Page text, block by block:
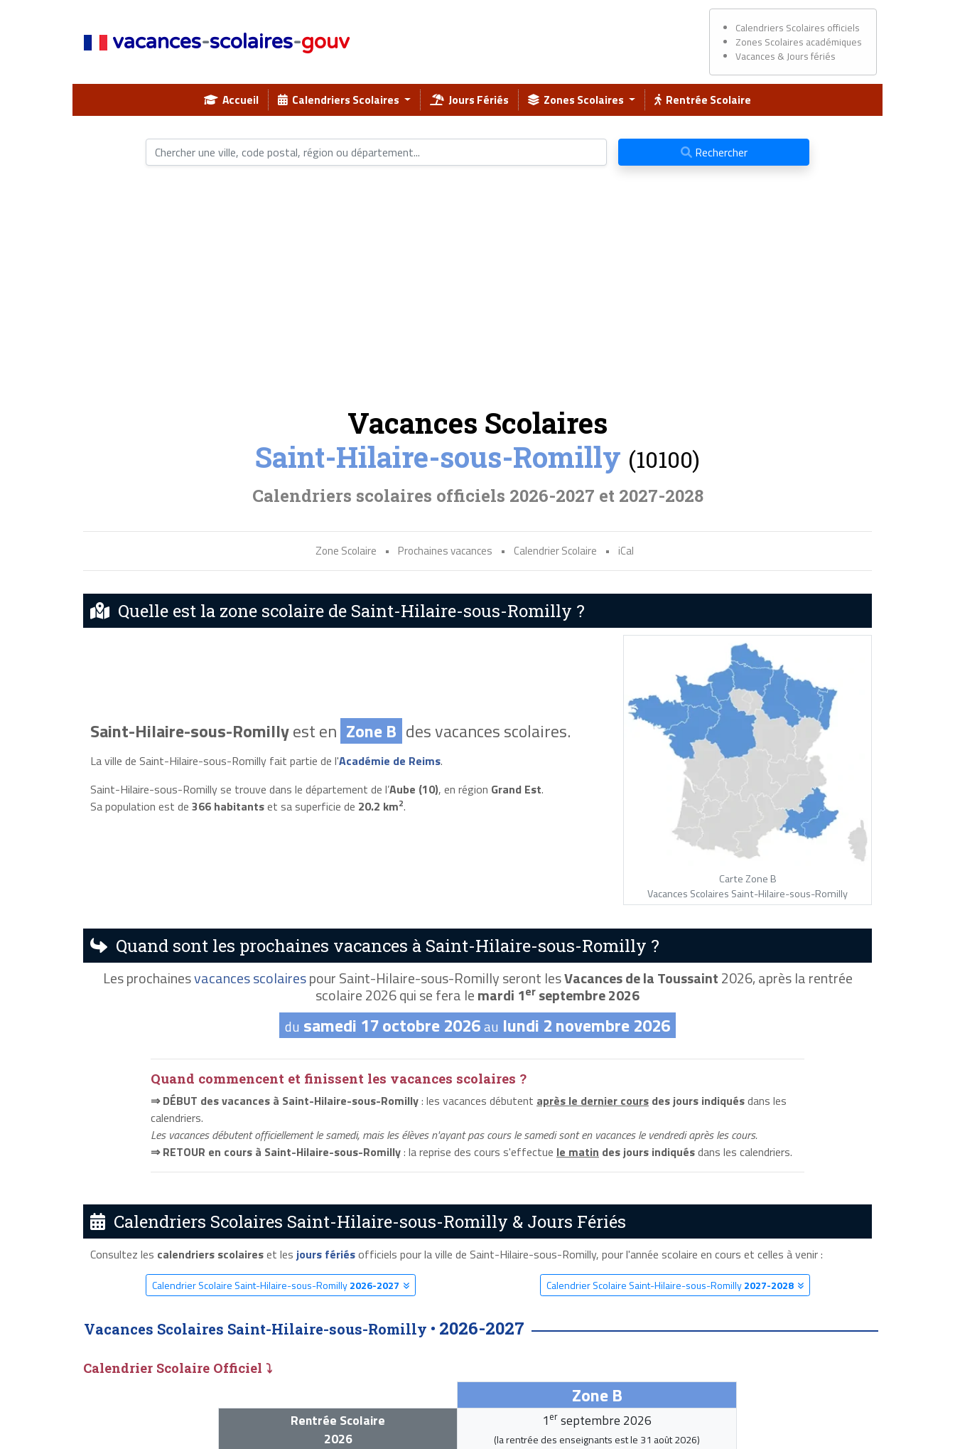
vacances-scolaires-gouv
Calendriers Scolaires officiels
Zones Scolaires académiques
Vacances & Jours fériés
Accueil Calendriers Scolaires Jours Fériés Zones Scolaires Rentrée Scolaire
Rechercher
Vacances Scolaires
Saint-Hilaire-sous-Romilly (10100)
Calendriers scolaires officiels 2026-2027 et 2027-2028
Zone Scolaire • Prochaines vacances • Calendrier Scolaire • iCal
Quelle est la zone scolaire de Saint-Hilaire-sous-Romilly ?
Saint-Hilaire-sous-Romillyest en Zone B des vacances scolaires.
La ville de Saint-Hilaire-sous-Romilly fait partie de l'Académie de Reims.
Saint-Hilaire-sous-Romilly se trouve dans le département de l’Aube (10), en région Grand Est.
Sa population est de 366 habitantset sa superficie de 20.2 km2.
Carte Zone B
Vacances Scolaires Saint-Hilaire-sous-Romilly
Quand sont les prochaines vacances à Saint-Hilaire-sous-Romilly ?
Les prochainesvacances scolairespour Saint-Hilaire-sous-Romilly seront lesVacances de la Toussaint2026, après la rentrée
scolaire 2026 qui se fera lemardi 1er septembre 2026
du samedi 17 octobre 2026au lundi 2 novembre 2026
Quand commencent et finissent les vacances scolaires ?
⇒ DÉBUT des vacances à Saint-Hilaire-sous-Romilly: les vacances débutent après le dernier cours des jours indiquésdans les
calendriers.
Les vacances débutent officiellement le samedi, mais les élèves n'ayant pas cours le samedi sont en vacances le vendredi après les cours.
⇒ RETOUR en cours à Saint-Hilaire-sous-Romilly: la reprise des cours s'effectue le matin des jours indiquésdans les calendriers.
Calendriers Scolaires Saint-Hilaire-sous-Romilly & Jours Fériés
Consultez les calendriers scolaireset les jours fériésofficiels pour la ville de Saint-Hilaire-sous-Romilly, pour l'année scolaire en cours et celles à venir :
Calendrier Scolaire Saint-Hilaire-sous-Romilly2026-2027 Calendrier Scolaire Saint-Hilaire-sous-Romilly2027-2028
Vacances Scolaires Saint-Hilaire-sous-Romilly • 2026-2027
Calendrier Scolaire Officiel ⤵
Zone B
Rentrée Scolaire
2026
1 er septembre 2026
(la rentrée des enseignants est le 31 août 2026)